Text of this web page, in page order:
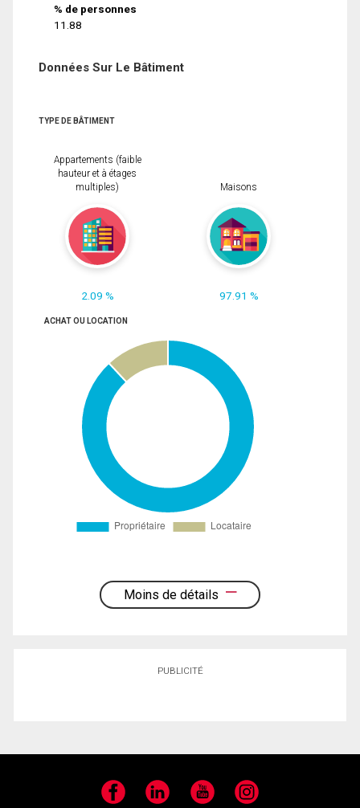
% de personnes
11.88
Données Sur Le Bâtiment
TYPE DE BÂTIMENT
Appartements (faible
hauteur et à étages
multiples)
2.09 %
Maisons
97.91 %
ACHAT OU LOCATION
Moins de détails
PUBLICITÉ
Facebook LinkedIn YouTube Instagram